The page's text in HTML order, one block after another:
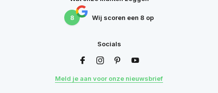
8 Wij scoren een 8 op
Socials
Meld je aan voor onze nieuwsbrief